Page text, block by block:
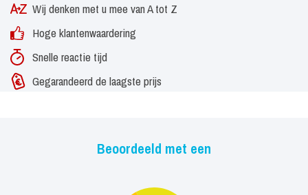
Wij denken met u mee van A tot Z
Hoge klantenwaardering
Snelle reactie tijd
Gegarandeerd de laagste prijs
Beoordeeld met een